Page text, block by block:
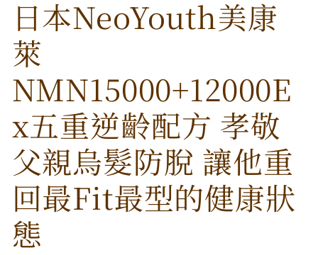
日本NeoYouth美康
萊
NMN15000+12000E
x五重逆齡配方 孝敬
父親烏髮防脫 讓他重
回最Fit最型的健康狀
態